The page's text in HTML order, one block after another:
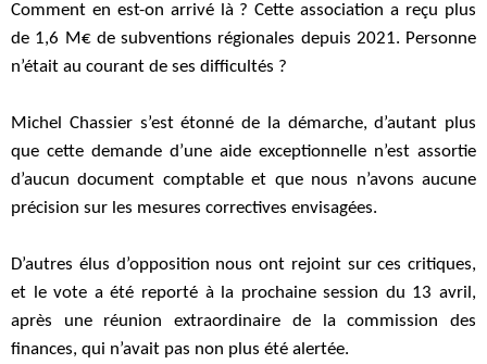
Comment en est-on arrivé là ? Cette association a reçu plus
de 1,6 M€ de subventions régionales depuis 2021. Personne
n’était au courant de ses difficultés ?
Michel Chassier s’est étonné de la démarche, d’autant plus
que cette demande d’une aide exceptionnelle n’est assortie
d’aucun document comptable et que nous n’avons aucune
précision sur les mesures correctives envisagées.
D’autres élus d’opposition nous ont rejoint sur ces critiques,
et le vote a été reporté à la prochaine session du 13 avril,
après une réunion extraordinaire de la commission des
finances, qui n’avait pas non plus été alertée.